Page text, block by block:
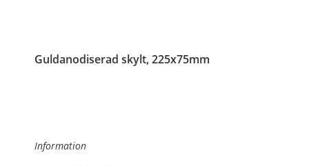
Guldanodiserad skylt, 225x75mm
Information